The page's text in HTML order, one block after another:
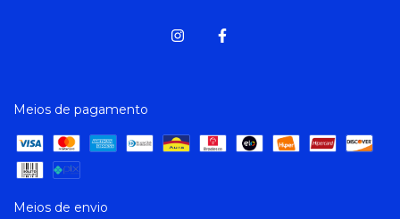
Meios de pagamento
Meios de envio